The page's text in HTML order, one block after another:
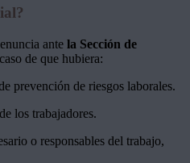
ante la Sección de
de que hubiera:
prevención de riesgos laborales.
los trabajadores.
o responsables del trabajo,